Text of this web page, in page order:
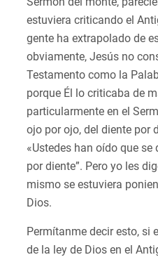
estuviera criticando el
gente ha extrapolado de
obviamente, Jesús no
Testamento como la
porque Él lo criticaba de
particularmente en el
ojo por ojo, del diente por
«Ustedes han oído que se
por diente”. Pero yo les
mismo se estuviera
Dios.
Permítanme decir esto, si
de la ley de Dios en el